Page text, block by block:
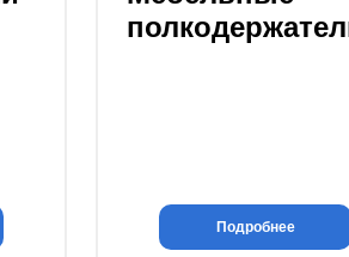
Мебельные
Подробнее